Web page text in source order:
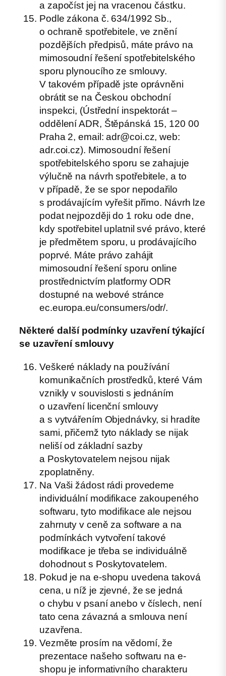
a započíst jej na vracenou částku.
Podle zákona č. 634/1992 Sb.,
o ochraně spotřebitele, ve znění
pozdějších předpisů, máte právo na
mimosoudní řešení spotřebitelského
sporu plynoucího ze smlouvy.
V takovém případě jste oprávněni
obrátit se na Českou obchodní
inspekci, (Ústřední inspektorát –
oddělení ADR, Štěpánská 15, 120 00
Praha 2, email:adr@coi.cz, web:
adr.coi.cz). Mimosoudní řešení
spotřebitelského sporu se zahajuje
výlučně na návrh spotřebitele, a to
v případě, že se spor nepodařilo
s prodávajícím vyřešit přímo. Návrh lze
podat nejpozději do 1 roku ode dne,
kdy spotřebitel uplatnil své právo, které
je předmětem sporu, u prodávajícího
poprvé. Máte právo zahájit
mimosoudní řešení sporu online
prostřednictvím platformy ODR
dostupné na webové stránce
ec.europa.eu/consumers/odr/.
Některé další podmínky uzavření týkající
se uzavření smlouvy
Veškeré náklady na používání
komunikačních prostředků, které Vám
vznikly v souvislosti s jednáním
o uzavření licenční smlouvy
a s vytvářením Objednávky, si hradíte
sami, přičemž tyto náklady se nijak
neliší od základní sazby
a Poskytovatelem nejsou nijak
zpoplatněny.
Na Vaši žádost rádi provedeme
individuální modifikace zakoupeného
softwaru, tyto modifikace ale nejsou
zahrnuty v ceně za software a na
podmínkách vytvoření takové
modifikace je třeba se individuálně
dohodnout s Poskytovatelem.
Pokud je na e-shopu uvedena taková
cena, u níž je zjevné, že se jedná
o chybu v psaní anebo v číslech, není
tato cena závazná a smlouva není
uzavřena.
Vezměte prosím na vědomí, že
prezentace našeho softwaru na e-
shopu je informativního charakteru